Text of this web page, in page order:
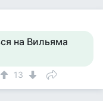
на Вильяма
13